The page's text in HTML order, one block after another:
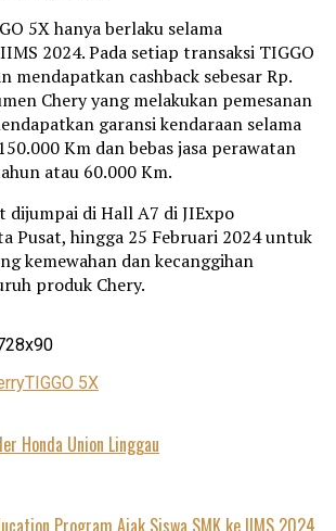
5X hanya berlaku selama
2024. Pada setiap transaksi TIGGO
mendapatkan cashback sebesar Rp.
Chery yang melakukan pemesanan
garansi kendaraan selama
Km dan bebas jasa perawatan
atau 60.000 Km.
dijumpai di Hall A7 di JIExpo
Pusat, hingga 25 Februari 2024 untuk
kemewahan dan kecanggihan
produk Chery.
TIGGO 5X
Honda Union Linggau
Program Ajak Siswa SMK ke IIMS 2024